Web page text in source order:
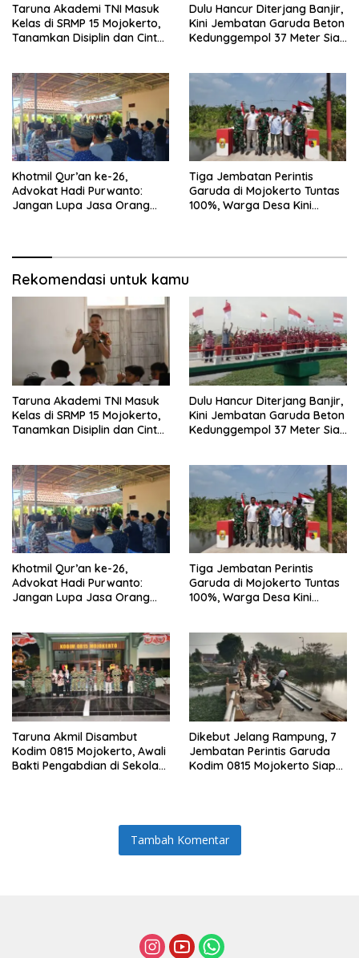
Taruna Akademi TNI Masuk
Kelas di SRMP 15 Mojokerto,
Tanamkan Disiplin dan Cinta
Dulu Hancur Diterjang Banjir,
Kini Jembatan Garuda Beton
Kedunggempol 37 Meter Siap
Khotmil Qur’an ke-26,
Advokat Hadi Purwanto:
Jangan Lupa Jasa Orang
Tiga Jembatan Perintis
Garuda di Mojokerto Tuntas
100%, Warga Desa Kini
Rekomendasi untuk kamu
Taruna Akademi TNI Masuk
Kelas di SRMP 15 Mojokerto,
Tanamkan Disiplin dan Cinta
Dulu Hancur Diterjang Banjir,
Kini Jembatan Garuda Beton
Kedunggempol 37 Meter Siap
Khotmil Qur’an ke-26,
Advokat Hadi Purwanto:
Jangan Lupa Jasa Orang
Tiga Jembatan Perintis
Garuda di Mojokerto Tuntas
100%, Warga Desa Kini
Taruna Akmil Disambut
Kodim 0815 Mojokerto, Awali
Bakti Pengabdian di Sekolah
Dikebut Jelang Rampung, 7
Jembatan Perintis Garuda
Kodim 0815 Mojokerto Siap
Tambah Komentar